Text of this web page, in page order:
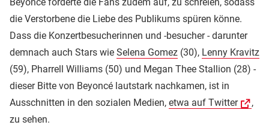
die Verstorbene die Liebe des Publikums spüren könne.
Dass die Konzertbesucherinnen und -besucher - darunter
demnach auch Stars wie Selena Gomez (30), Lenny Kravitz
(59), Pharrell Williams (50) und Megan Thee Stallion (28) -
dieser Bitte von Beyoncé lautstark nachkamen, ist in
Ausschnitten in den sozialen Medien, etwa auf Twitter
,
zu sehen.